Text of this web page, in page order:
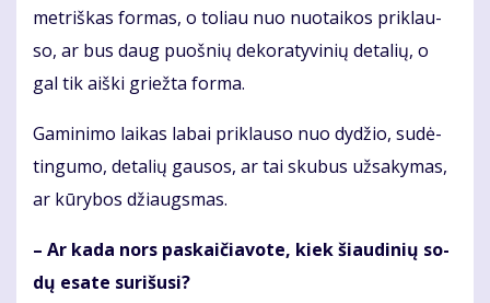
met­riš­kas for­mas, o to­liau nuo nuo­tai­kos pri­klau­
so, ar bus daug puoš­nių de­ko­ra­ty­vi­nių de­ta­lių, o
gal tik aiš­ki griež­ta for­ma.
Ga­mi­ni­mo lai­kas la­bai pri­klau­so nuo dy­džio, su­dė­
tin­gu­mo, de­ta­lių gau­sos, ar tai sku­bus už­sa­ky­mas,
ar kū­ry­bos džiaugs­mas.
– Ar ka­da nors pa­skai­čia­vo­te, kiek šiau­di­nių so­
dų esa­te su­ri­šu­si?